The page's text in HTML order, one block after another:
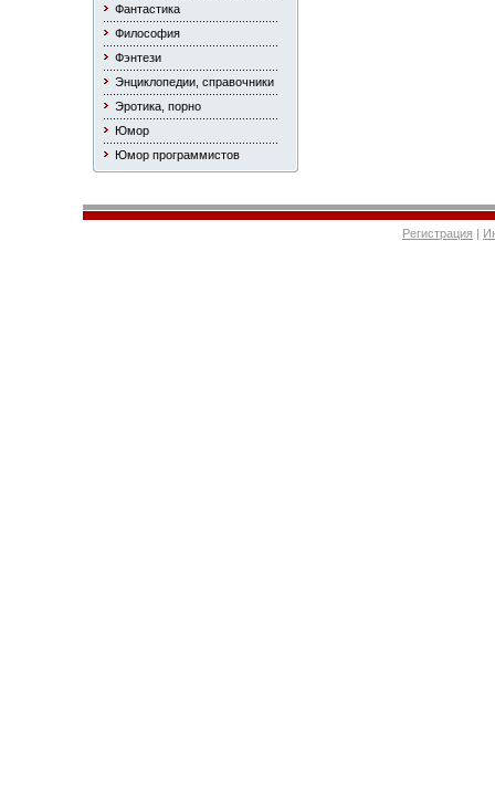
Фантастика
Философия
Фэнтези
Энциклопедии, справочники
Эротика, порно
Юмор
Юмор программистов
Регистрация |